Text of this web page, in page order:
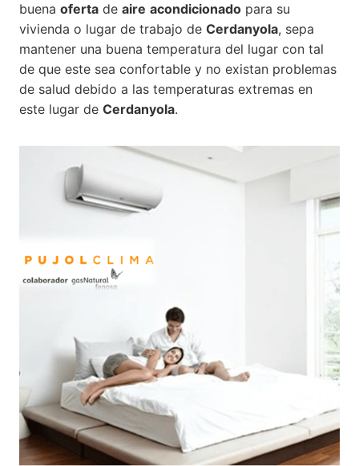
buena oferta de aire acondicionado para su
vivienda o lugar de trabajo de Cerdanyola, sepa
mantener una buena temperatura del lugar con tal
de que este sea confortable y no existan problemas
de salud debido a las temperaturas extremas en
este lugar de Cerdanyola.